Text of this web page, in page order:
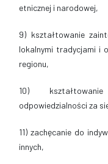
etnicznej i narodowej,
9) kształtowanie
lokalnymi tradycjami i
regionu,
10)
odpowiedzialności za
11) zachęcanie do
innych,